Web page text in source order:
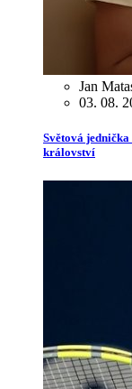
Jan
03. 08.
Světová
království